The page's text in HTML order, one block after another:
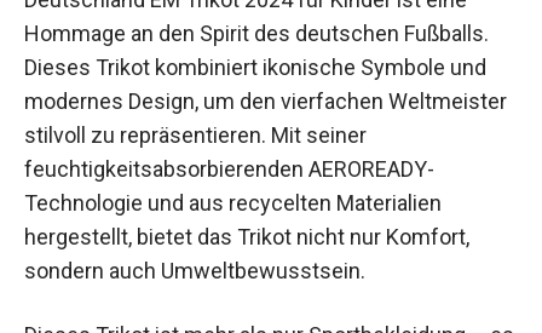
Hommage an den Spirit des deutschen Fußballs.
Dieses Trikot kombiniert ikonische Symbole und
modernes Design, um den vierfachen
Weltmeister stilvoll zu repräsentieren. Mit seiner
feuchtigkeitsabsorbierenden AEROREADY-
Technologie und aus recycelten Materialien
hergestellt, bietet das Trikot nicht nur Komfort,
sondern auch Umweltbewusstsein.